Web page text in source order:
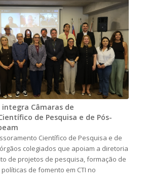
Câmaras de
de Pesquisa e de Pós-
Científico de Pesquisa e de
colegiados que apoiam a diretoria
de projetos de pesquisa, formação de
de fomento em CTI no